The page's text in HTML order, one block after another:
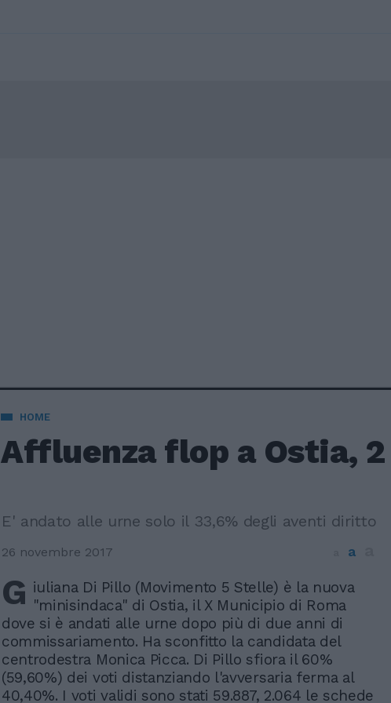
HOME
Affluenza flop a Ostia,
E' andato alle urne solo il 33,6% degli aventi diritto
26 novembre 2017 a
G iuliana Di Pillo (Movimento 5 Stelle) è la nuova
"minisindaca" di Ostia, il X Municipio di Roma
dove si è andati alle urne dopo più di due anni di
commissariamento. Ha sconfitto la candidata del
centrodestra Monica Picca. Di Pillo sfiora il 60%
(59,60%) dei voti distanziando l'avversaria ferma al
40,40%. I voti validi sono stati 59.887, 2.064 le schede